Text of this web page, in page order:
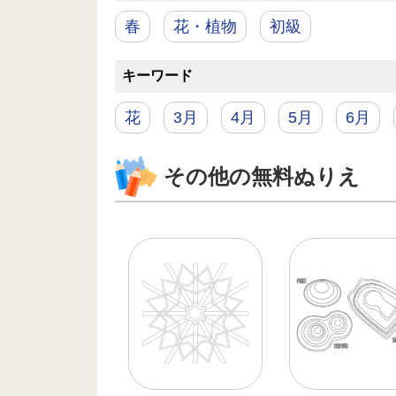
春 花・植物 初級
キーワード
花 3月 4月 5月 6月
その他の無料ぬりえ